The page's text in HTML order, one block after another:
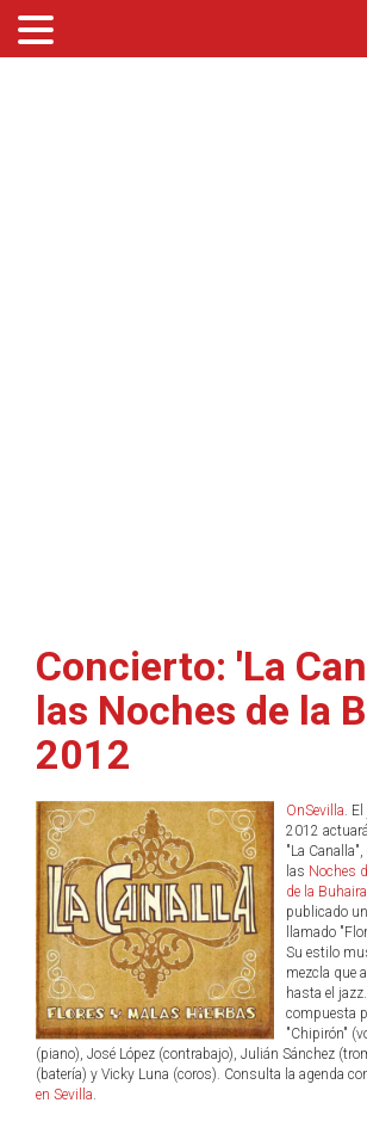
Concierto: 'La
las Noches de la
2012
OnSevilla.
2012
"La
las Noches
de la Buhaira
publicado
llamado
Su estilo
mezcla que
hasta el
compuesta
"Chipirón"
(piano), José López (contrabajo), Julián Sánchez
(batería) y Vicky Luna (coros). Consulta la agenda
en Sevilla.